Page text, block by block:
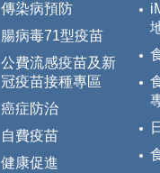
傳染病預防
腸病毒71型疫苗
公費流感疫苗及新
冠疫苗接種專區
癌症防治
自費疫苗
健康促進